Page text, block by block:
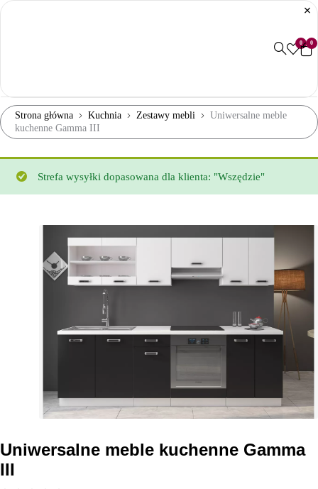
0 0
Strona główna Kuchnia Zestawy mebli
Uniwersalne meble
kuchenne Gamma III
Strefa wysyłki dopasowana dla klienta: "Wszędzie"
Uniwersalne meble kuchenne Gamma
III